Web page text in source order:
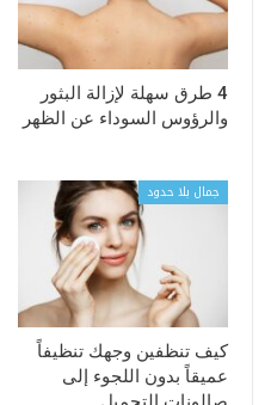
4 طرق سهلة لإزالة البثور
والرؤوس السوداء عن الظهر
جمال بلا حدود
كيف تنظفين وجهك تنظيفاً
عميقاً بدون اللجوء إلى